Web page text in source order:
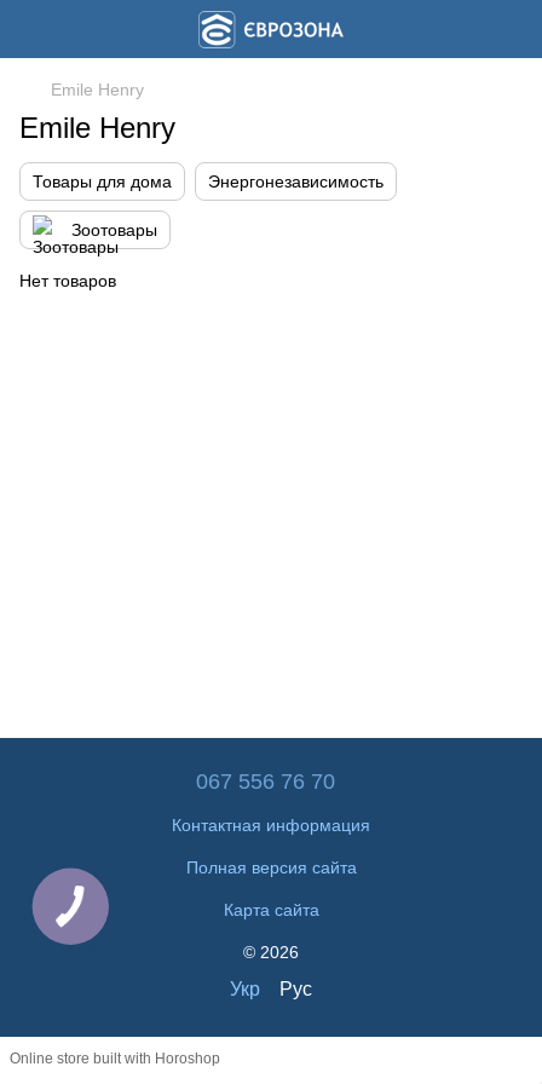
Emile Henry
Emile Henry
Товары для дома Энергонезависимость
Зоотовары
Нет товаров
067 556 76 70
Контактная информация
Полная версия сайта
Карта сайта
© 2026
Укр Рус
Online store built with Horoshop